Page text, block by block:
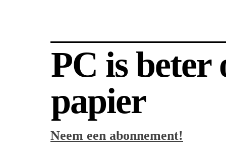
PC is beter
papier
Neem een abonnement!